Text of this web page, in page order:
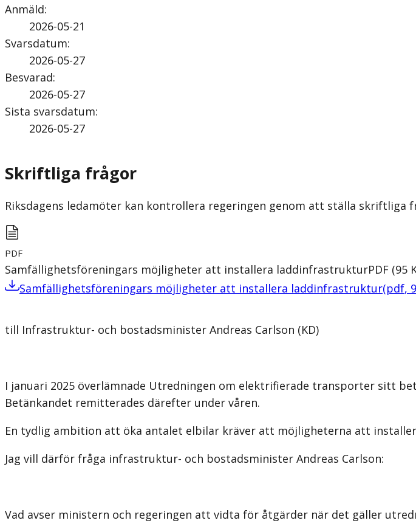
Anmäld:
2026-05-21
Svarsdatum:
2026-05-27
Besvarad:
2026-05-27
Sista svarsdatum:
2026-05-27
Skriftliga frågor
Riksdagens ledamöter kan kontrollera regeringen genom att ställa
PDF
Samfällighetsföreningars möjligheter att installera laddinfrastrukturPDF (95
Samfällighetsföreningars möjligheter att installera laddinfrastruktur(pdf,
till Infrastruktur- och bostadsminister Andreas Carlson (KD)
I januari 2025 överlämnade Utredningen om elektrifierade transporter sitt
Betänkandet remitterades därefter under våren.
En tydlig ambition att öka antalet elbilar kräver att möjligheterna att
Jag vill därför fråga infrastruktur- och bostadsminister Andreas Carlson:
Vad avser ministern och regeringen att vidta för åtgärder när det gäller